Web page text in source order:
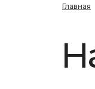
Главная